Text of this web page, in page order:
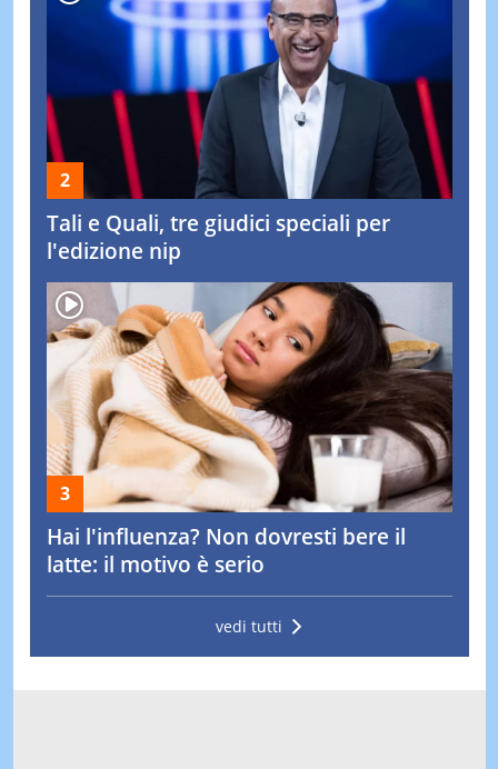
Tali e Quali, tre giudici speciali per
l'edizione nip
Hai l'influenza? Non dovresti bere il
latte: il motivo è serio
vedi tutti